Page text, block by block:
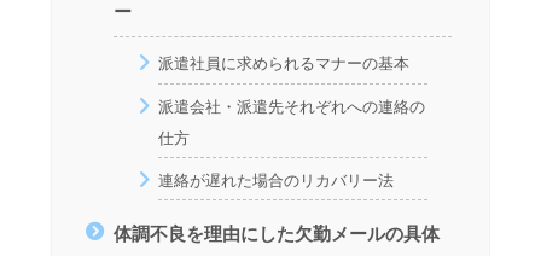
ー
派遣社員に求められるマナーの基本
派遣会社・派遣先それぞれへの連絡の
仕方
連絡が遅れた場合のリカバリー法
体調不良を理由にした欠勤メールの具体